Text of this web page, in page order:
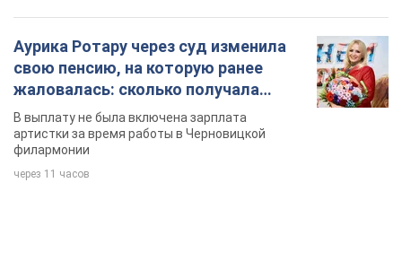
Аурика Ротару через суд изменила
свою пенсию, на которую ранее
жаловалась: сколько получала
певица
В выплату не была включена зарплата
артистки за время работы в Черновицкой
филармонии
через 11 часов